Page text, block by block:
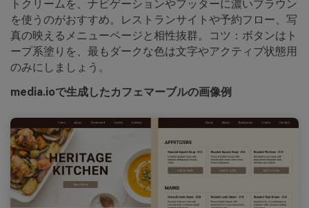
トクリームを、ナビゲーションやフッターに濃いブラウン
を使うのがおすすめ。レストランサイトや予約フロー、写
真の映えるメニューページと相性抜群。コツ：ボタンはト
ープ系塗りを、最もダークな色は文字やアクティブ状態用
のみにしましょう。
media.ioで生成したカフェマーブルの画像例